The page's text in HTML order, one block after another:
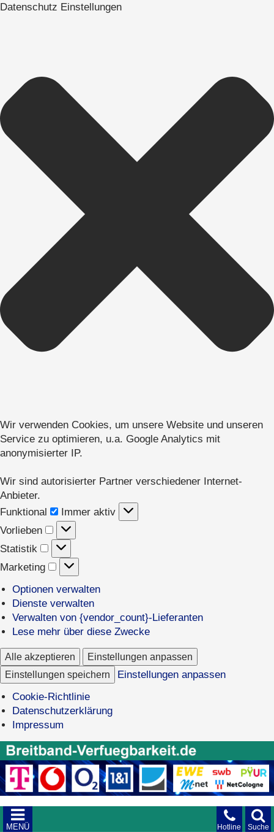
Datenschutz Einstellungen
Wir verwenden Cookies, um unsere Website und unseren
Service zu optimieren, u.a. Google Analytics mit
anonymisierter IP.
Wir sind autorisierter Partner verschiedener Internet-
Anbieter.
Funktional Funktional
Immer aktiv
Vorlieben
Vorlieben
Statistik
Statistik
Marketing
Marketing
Optionen verwalten
Dienste verwalten
Verwalten von {vendor_count}-Lieferanten
Lese mehr über diese Zwecke
Alle akzeptieren
Einstellungen anpassen
Einstellungen speichern
Einstellungen anpassen
Cookie-Richtlinie
Datenschutzerklärung
Impressum
Suche
Hotline
MENÜ